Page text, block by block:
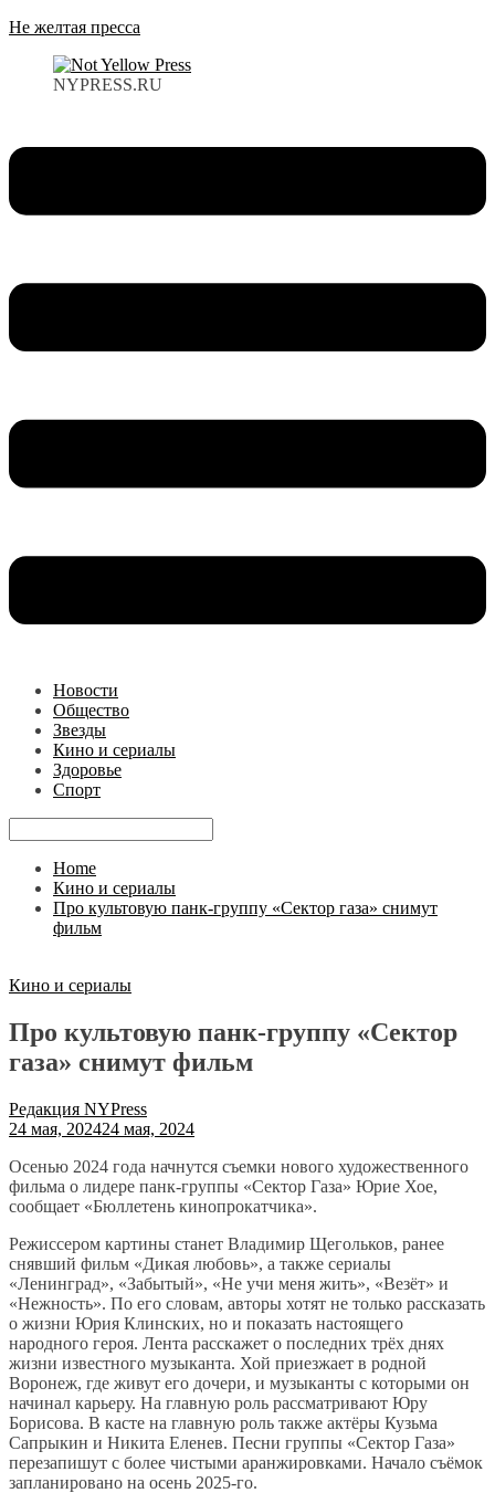
Не желтая пресса
NYPRESS.RU
Новости
Общество
Звезды
Кино и сериалы
Здоровье
Спорт
Home
Кино и сериалы
Про культовую панк-группу «Сектор газа» снимут
фильм
Кино и сериалы
Про культовую панк-группу «Сектор
газа» снимут фильм
Редакция NYPress
24 мая, 202424 мая, 2024
Осенью 2024 года начнутся съемки нового художественного
фильма о лидере панк-группы «Сектор Газа» Юрие Хое,
сообщает «Бюллетень кинопрокатчика».
Режиссером картины станет Владимир Щегольков, ранее
снявший фильм «Дикая любовь», а также сериалы
«Ленинград», «Забытый», «Не учи меня жить», «Везёт» и
«Нежность». По его словам, авторы хотят не только рассказать
о жизни Юрия Клинских, но и показать настоящего
народного героя. Лента расскажет о последних трёх днях
жизни известного музыканта. Хой приезжает в родной
Воронеж, где живут его дочери, и музыканты с которыми он
начинал карьеру. На главную роль рассматривают Юру
Борисова. В касте на главную роль также актёры Кузьма
Сапрыкин и Никита Еленев. Песни группы «Сектор Газа»
перезапишут с более чистыми аранжировками. Начало съёмок
запланировано на осень 2025-го.